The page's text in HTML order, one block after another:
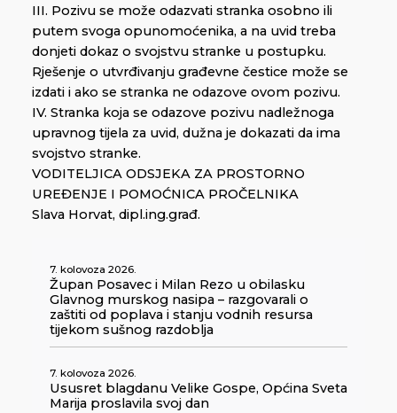
III. Pozivu se može odazvati stranka osobno ili
putem svoga opunomoćenika, a na uvid treba
donjeti dokaz o svojstvu stranke u postupku.
Rješenje o utvrđivanju građevne čestice može se
izdati i ako se stranka ne odazove ovom pozivu.
IV. Stranka koja se odazove pozivu nadležnoga
upravnog tijela za uvid, dužna je dokazati da ima
svojstvo stranke.
VODITELJICA ODSJEKA ZA PROSTORNO
UREĐENJE I POMOĆNICA PROČELNIKA
Slava Horvat, dipl.ing.građ.
7. kolovoza 2026.
Župan Posavec i Milan Rezo u obilasku
Glavnog murskog nasipa – razgovarali o
zaštiti od poplava i stanju vodnih resursa
tijekom sušnog razdoblja
7. kolovoza 2026.
Ususret blagdanu Velike Gospe, Općina Sveta
Marija proslavila svoj dan